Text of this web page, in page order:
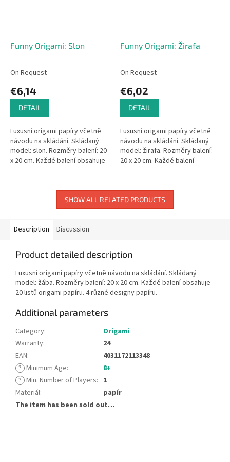
Funny Origami: Slon
On Request
€6,14
DETAIL
Luxusní origami papíry včetně
návodu na skládání. Skládaný
model: slon. Rozměry balení: 20
x 20 cm. Každé balení obsahuje
Funny Origami: Žirafa
On Request
€6,02
DETAIL
Luxusní origami papíry včetně
návodu na skládání. Skládaný
model: žirafa. Rozměry balení:
20 x 20 cm. Každé balení
SHOW ALL RELATED PRODUCTS
Description Discussion
Product detailed description
Luxusní origami papíry včetně návodu na skládání. Skládaný
model: žába. Rozměry balení: 20 x 20 cm. Každé balení obsahuje
20 listů origami papíru. 4 různé designy papíru.
Additional parameters
Category:
Origami
Warranty:
24
EAN:
4031172113348
? Minimum Age:
8+
? Min. Number of Players: 1
Materiál:
papír
The item has been sold out…